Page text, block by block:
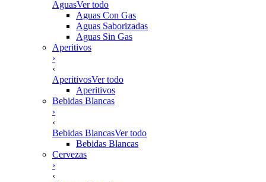
AguasVer todo
Aguas Con Gas
Aguas Saborizadas
Aguas Sin Gas
Aperitivos
›
‹
AperitivosVer todo
Aperitivos
Bebidas Blancas
›
‹
Bebidas BlancasVer todo
Bebidas Blancas
Cervezas
›
‹